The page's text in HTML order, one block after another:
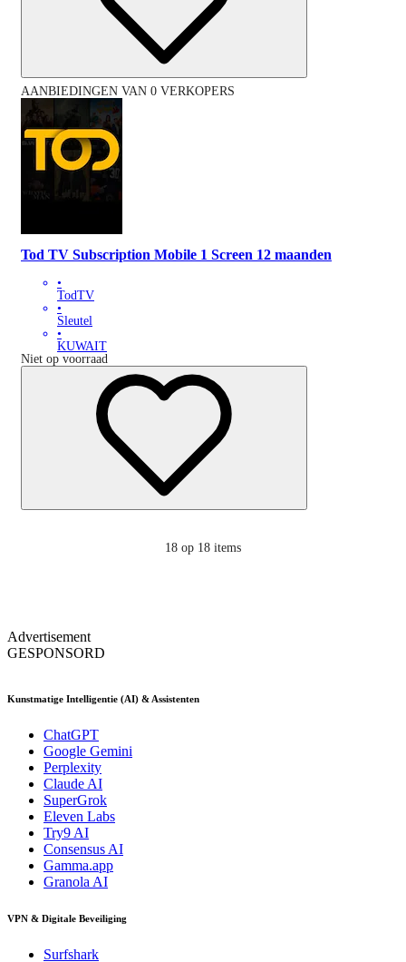
AANBIEDINGEN VAN 0 VERKOPERS
Tod TV Subscription Mobile 1 Screen 12 maanden
•
TodTV
•
Sleutel
•
KUWAIT
Niet op voorraad
18 op 18 items
Advertisement
GESPONSORD
Kunstmatige Intelligentie (AI) & Assistenten
ChatGPT
Google Gemini
Perplexity
Claude AI
SuperGrok
Eleven Labs
Try9 AI
Consensus AI
Gamma.app
Granola AI
VPN & Digitale Beveiliging
Surfshark